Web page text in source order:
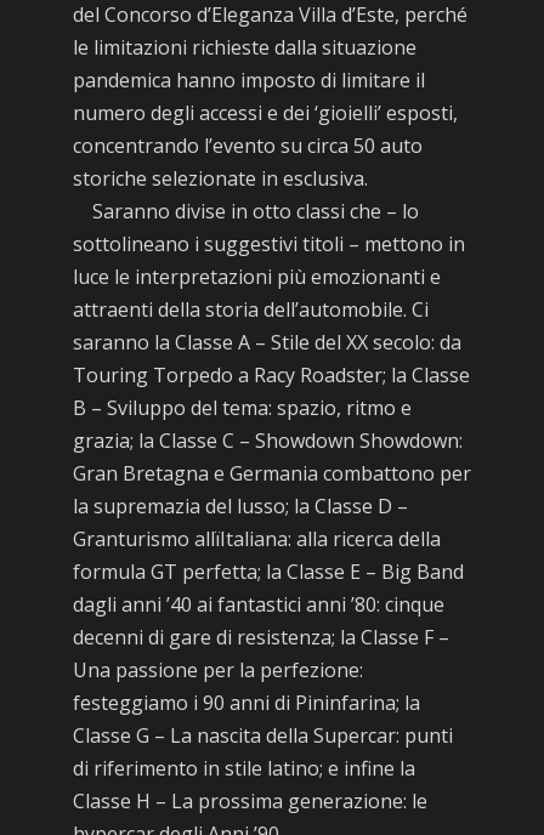
del Concorso d’Eleganza Villa d’Este, perché
le limitazioni richieste dalla situazione
pandemica hanno imposto di limitare il
numero degli accessi e dei ‘gioielli’ esposti,
concentrando l’evento su circa 50 auto
storiche selezionate in esclusiva.
Saranno divise in otto classi che – lo
sottolineano i suggestivi titoli – mettono in
luce le interpretazioni più emozionanti e
attraenti della storia dell’automobile. Ci
saranno la Classe A – Stile del XX secolo: da
Touring Torpedo a Racy Roadster; la Classe
B – Sviluppo del tema: spazio, ritmo e
grazia; la Classe C – Showdown Showdown:
Gran Bretagna e Germania combattono per
la supremazia del lusso; la Classe D –
Granturismo allïItaliana: alla ricerca della
formula GT perfetta; la Classe E – Big Band
dagli anni ’40 ai fantastici anni ’80: cinque
decenni di gare di resistenza; la Classe F –
Una passione per la perfezione:
festeggiamo i 90 anni di Pininfarina; la
Classe G – La nascita della Supercar: punti
di riferimento in stile latino; e infine la
Classe H – La prossima generazione: le